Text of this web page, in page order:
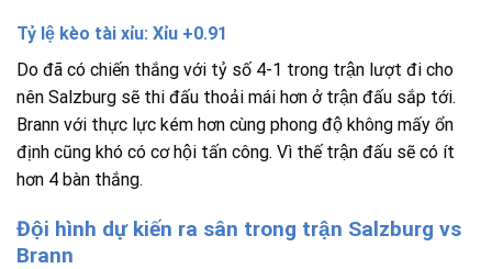
Tỷ lệ kèo tài xỉu: Xỉu +0.91
Do đã có chiến thắng với tỷ số 4-1 trong trận lượt đi cho
nên Salzburg sẽ thi đấu thoải mái hơn ở trận đấu sắp tới.
Brann với thực lực kém hơn cùng phong độ không mấy ổn
định cũng khó có cơ hội tấn công. Vì thế trận đấu sẽ có ít
hơn 4 bàn thắng.
Đội hình dự kiến ra sân trong trận Salzburg vs
Brann